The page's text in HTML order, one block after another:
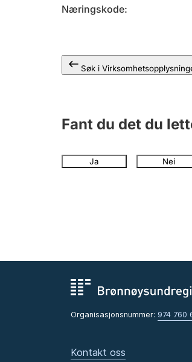
Næringskode
Søk i
Fant du det du
Ja Nei
Organisasjonsnummer: 974 760
Kontakt oss